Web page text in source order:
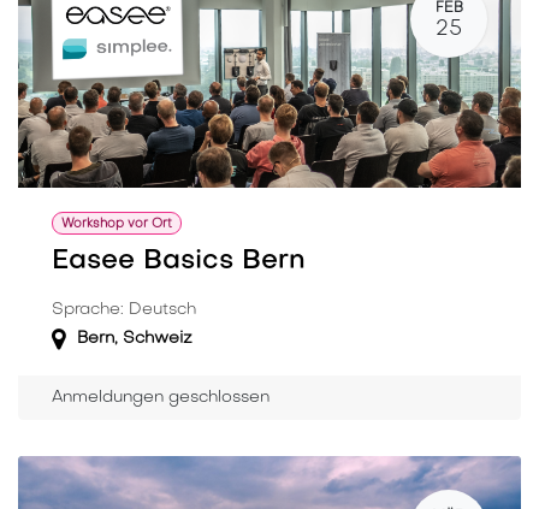
FEB
25
Workshop vor Ort
Easee Basics Bern
Sprache: Deutsch
Bern, Schweiz
Anmeldungen geschlossen